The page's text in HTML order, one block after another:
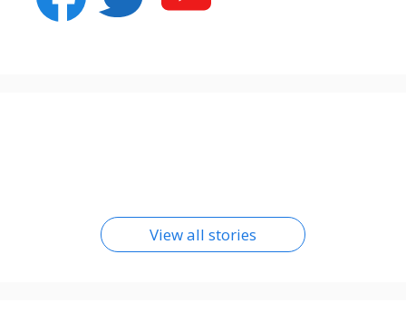
View all stories